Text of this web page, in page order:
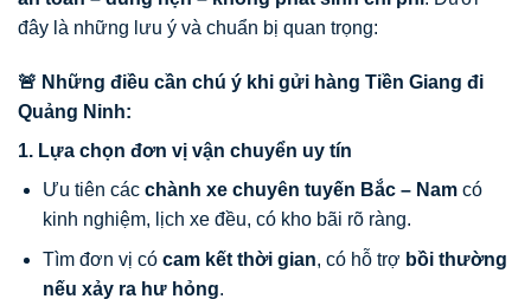
đây là những lưu ý và chuẩn bị quan trọng:
🚨 Những điều cần chú ý khi gửi hàng Tiền Giang đi
Quảng Ninh:
1. Lựa chọn đơn vị vận chuyển uy tín
Ưu tiên các chành xe chuyên tuyến Bắc – Namcó
kinh nghiệm, lịch xe đều, có kho bãi rõ ràng.
Tìm đơn vị có cam kết thời gian, có hỗ trợ bồi thường
nếu xảy ra hư hỏng.